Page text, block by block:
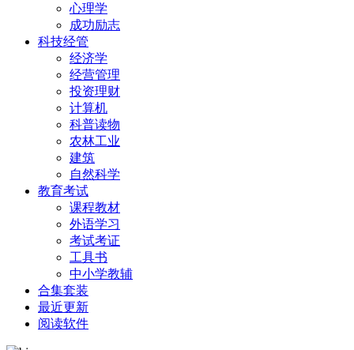
心理学
成功励志
科技经管
经济学
经营管理
投资理财
计算机
科普读物
农林工业
建筑
自然科学
教育考试
课程教材
外语学习
考试考证
工具书
中小学教辅
合集套装
最近更新
阅读软件